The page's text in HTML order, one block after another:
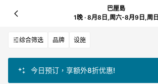
巴厘島
1晚 · 8月8日,周六-8月9日,周日
综合筛选 品牌 设施
今日预订，享额外8折优惠!